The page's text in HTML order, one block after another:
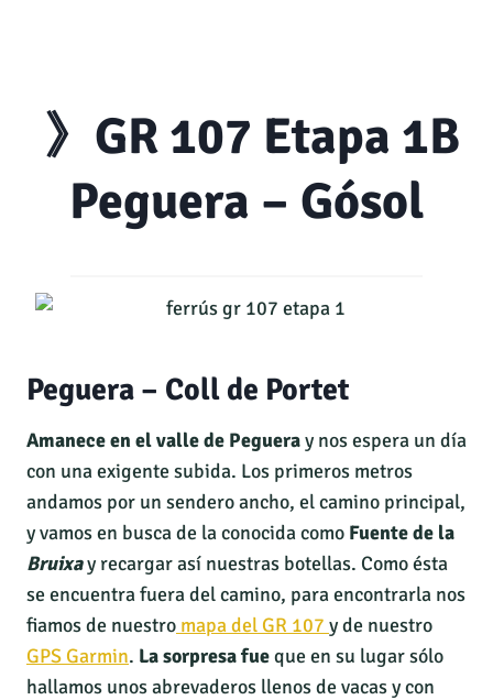
》GR 107 Etapa 1B
Peguera – Gósol
Peguera – Coll de Portet
Amanece en el valle de Pegueray nos espera un día
con una exigente subida. Los primeros metros
andamos por un sendero ancho, el camino principal,
y vamos en busca de la conocida como Fuente de la
Bruixay recargar así nuestras botellas. Como ésta
se encuentra fuera del camino, para encontrarla nos
fiamos de nuestro mapa del GR 107 y de nuestro
GPS Garmin. La sorpresa fueque en su lugar sólo
hallamos unos abrevaderos llenos de vacas y con